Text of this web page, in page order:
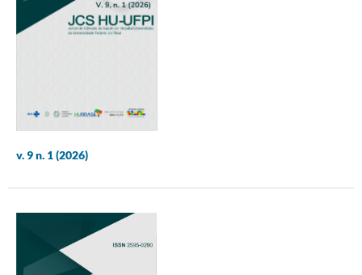
v. 9 n. 1 (2026)